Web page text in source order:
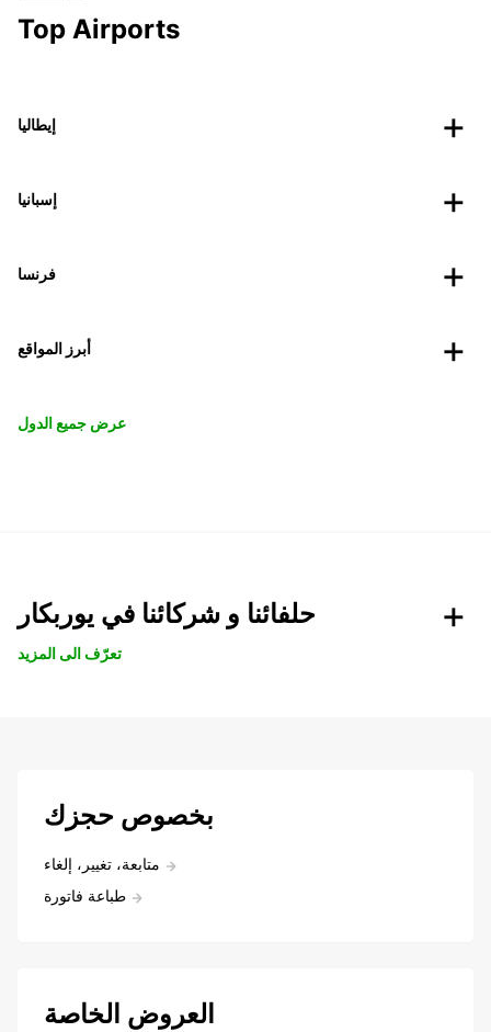
Top Airports
إيطاليا
إسبانيا
فرنسا
أبرز المواقع
عرض جميع الدول
حلفائنا و شركائنا في يوربكار
تعرّف الى المزيد
بخصوص حجزك
متابعة، تغيير، إلغاء
طباعة فاتورة
العروض الخاصة